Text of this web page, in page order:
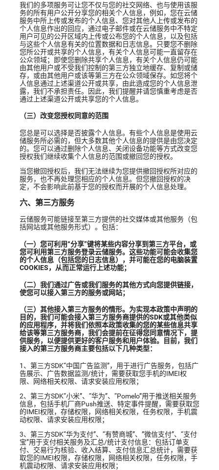
我们的多项服务可让您不仅与您的社交网络、也与使用该服
务的所有用户公开分享您的相关个人信息，例如，您在云储
服务中所上传或发布的个人信息、您对其他人上传或发布的
个人信息作出的回应，通过电子邮件或在云储服务中不特定
用户可见的公开区域内上传或公布您的个人信息，以及包括
与这些个人信息有关的位置数据和日志信息。只要您不删除
您所公开或共享的个人信息，有关个人信息可能一直留存在
公众领域；即使您删除共享个人信息，有关个人信息仍可能
由其他用户或不受我们控制的第三方独立地缓存、复制或储
存，或由其他用户或该等第三方在公众领域保存。如您将个
人信息通过上述渠道公开或共享，由此造成您的个人信息泄
露，我们不承担责任。因此，我们提醒并请您慎重考虑是否
通过上述渠道公开或共享您的个人信息。
（三）改变您授权同意的范围
您总是可以选择是否披露个人信息。有些个人信息是使用云
储服务所必需的，但大多数其他个人信息的提供是由您决定
的。您可以通过删除个人信息、关闭设备功能等方式改变您
授权我们继续收集个人信息的范围或撤回您的授权。
当您撤回授权后，我们无法继续为您提供撤回授权所对应的
服务，也不再处理您相应的个人信息。但您撤回授权的决
定，不会影响此前基于您的授权而开展的个人信息处理。
六、第三方服务
云储服务可能链接至第三方提供的社交媒体或其他服务（包
括网站或其他服务形式）。包括：
（一）您可利用“分享”键将某些内容分享到第三方平台，或
您可利用第三方服务登录云储服务。这些功能可能会收集您
的个人信息（包括您的日志信息），并可能在您的电脑装置
COOKIES，从而正常运行上述功能；
（二）我们通过广告或我们服务的其他方式向您提供链接，
使您可以接入第三方的服务或网站；
（三）其他接入第三方服务的情形。为实现本政策中声明的
目的，我们可能会接入第三方服务商提供的SDK或其他类似
的应用程序，并将我们依照本政策收集的您的某些信息共享
给该等第三方服务商，我们会提前在征得您同意情况下，提
供服务，以便提供更好的客户服务和用户体验。目前，我们
接入的第三方服务商主要包括以下几种类型：
1、第三方SDK“中国广告监测”，用于进行广告服务，包括广
告展示、广告数据监测/统计，需要获取您手机的IMEI权
限、网络相关权限、请求安装应用权限；
2、第三方SDK“小米”、“华为”、“Pomelo”用于推送相关服务
信息，包括手机厂商Push推送、特定事件提醒，需要获取您
的IMEI权限，存储权限，网络相关权限，任务权限，手机震
动权限、请求安装应用权限；
3、第三方SDK“华为支付”、“有赞商城”、”微信支付”、“支付
宝”用于支付相关服务及汇总/统计支付信息：包括订单支
付、交易行为核验、收入结算、支付信息汇总统计，需要获
取您的IMEI权限，存储权限，网络相关权限，任务权限，手
机震动权限、请求安装应用权限；